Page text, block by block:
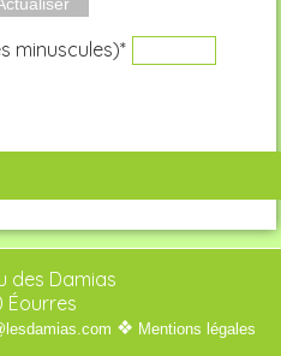
minuscules)*
des Damias
Éourres
❖ Mentions légales